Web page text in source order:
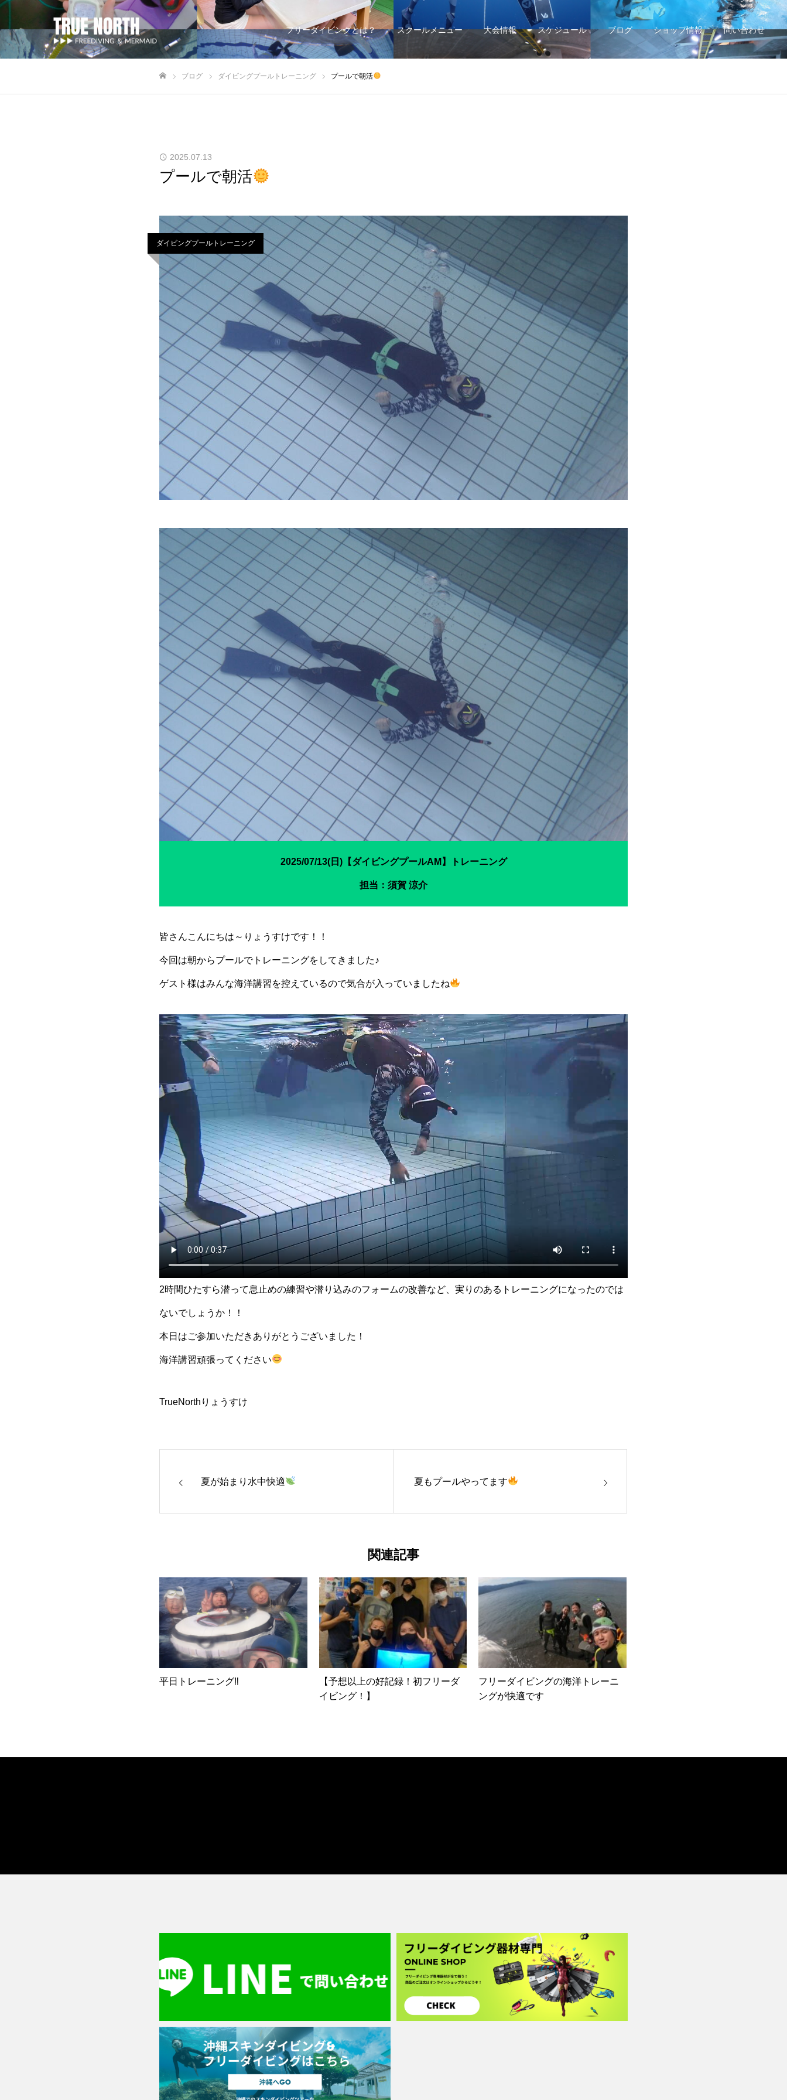
フリーダイビングとは？ スクールメニュー 大会情報 スケジュール ブログ ショップ情報 問い合わせ
ブログ ダイビングプールトレーニング プールで朝活
2025.07.13
プールで朝活
ダイビングプールトレーニング
2025/07/13(日)【ダイビングプールAM】トレーニング
担当：須賀 涼介
皆さんこんにちは～りょうすけです！！
今回は朝からプールでトレーニングをしてきました♪
ゲスト様はみんな海洋講習を控えているので気合が入っていましたね
2時間ひたすら潜って息止めの練習や潜り込みのフォームの改善など、実りのあるトレーニングになったのでは
ないでしょうか！！
本日はご参加いただきありがとうございました！
海洋講習頑張ってください
TrueNorthりょうすけ
夏が始まり水中快適 夏もプールやってます
関連記事
平日トレーニング‼
【予想以上の好記録！初フリーダ
イビング！】
フリーダイビングの海洋トレーニ
ングが快適です